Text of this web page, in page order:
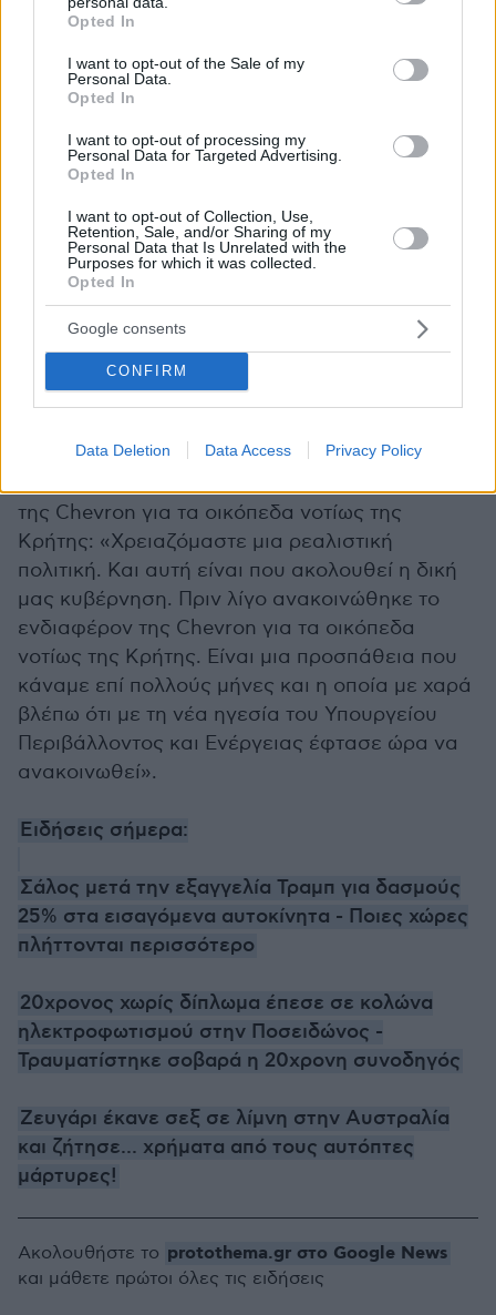
grant or deny consent to Google and its third-party tags to
use your data for below specified purposes in below Google
consent section.
Opted In
I want to opt-out of the Sale of my
Personal Data.
Opted In
I want to opt-out of processing my
Personal Data for Targeted Advertising.
Opted In
I want to opt-out of Collection, Use,
Retention, Sale, and/or Sharing of my
Personal Data that Is Unrelated with the
Purposes for which it was collected.
Opted In
Google consents
CONFIRM
Data Deletion Data Access Privacy Policy
σημαντική βελτίωση των πιθανοτήτων να
υδρογονανθράκων, την προσέλκυση νέων
επενδυτών ή και την πραγματοποίηση νέων
εμπορικών συμφωνιών.
Ανατολική Μεσόγειοαυξάνεται διαρκώς,
όπως αποδεικνύεται από την πλέον πρόσφατη
ανακάλυψη φυσικού αερίου της ExxonMobil
στην Αίγυπτο, αλλά και την έναρξη
ερευνητικής γεώτρησης στο Οικόπεδο 5 της
και Ενέργειας,Θεόδωρος Σκυλακάκης,
της Chevron για τα οικόπεδα νοτίως της
Κρήτης: «Χρειαζόμαστε μια ρεαλιστική
πολιτική. Και αυτή είναι που ακολουθεί η δική
μας κυβέρνηση. Πριν λίγο ανακοινώθηκε το
ενδιαφέρον της Chevron για τα οικόπεδα
νοτίως της Κρήτης. Είναι μια προσπάθεια που
κάναμε επί πολλούς μήνες και η οποία με χαρά
βλέπω ότι με τη νέα ηγεσία του Υπουργείου
Περιβάλλοντος και Ενέργειας έφτασε ώρα να
ανακοινωθεί».
Ειδήσεις σήμερα:
Σάλος μετά την εξαγγελία Τραμπ για δασμούς
25% στα εισαγόμενα αυτοκίνητα - Ποιες χώρες
πλήττονται περισσότερο
20χρονος χωρίς δίπλωμα έπεσε σε κολώνα
ηλεκτροφωτισμού στην Ποσειδώνος -
Τραυματίστηκε σοβαρά η 20χρονη συνοδηγός
Ζευγάρι έκανε σεξ σε λίμνη στην Αυστραλία
και ζήτησε... χρήματα από τους αυτόπτες
μάρτυρες!
Ακολουθήστε το protothema.gr στο Google News
και μάθετε πρώτοι όλες τις ειδήσεις